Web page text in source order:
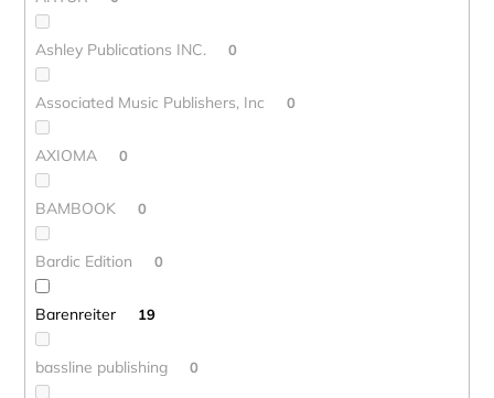
Ashley Publications INC. 0
Associated Music Publishers, Inc 0
AXIOMA 0
BAMBOOK 0
Bardic Edition 0
Barenreiter 19
bassline publishing 0